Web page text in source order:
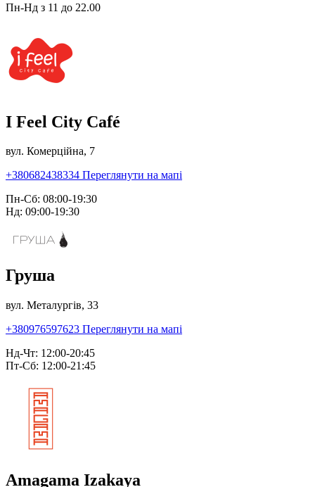
Пн-Нд з 11 до 22.00
I Feel City Café
вул. Комерційна, 7
+380682438334 Переглянути на мапі
Пн-Сб: 08:00-19:30
Нд: 09:00-19:30
Груша
вул. Металургів, 33
+380976597623 Переглянути на мапі
Нд-Чт: 12:00-20:45
Пт-Сб: 12:00-21:45
Amagama Izakaya